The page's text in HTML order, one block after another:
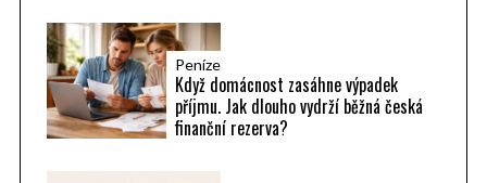
Peníze
Když domácnost zasáhne výpadek
příjmu. Jak dlouho vydrží běžná česká
finanční rezerva?